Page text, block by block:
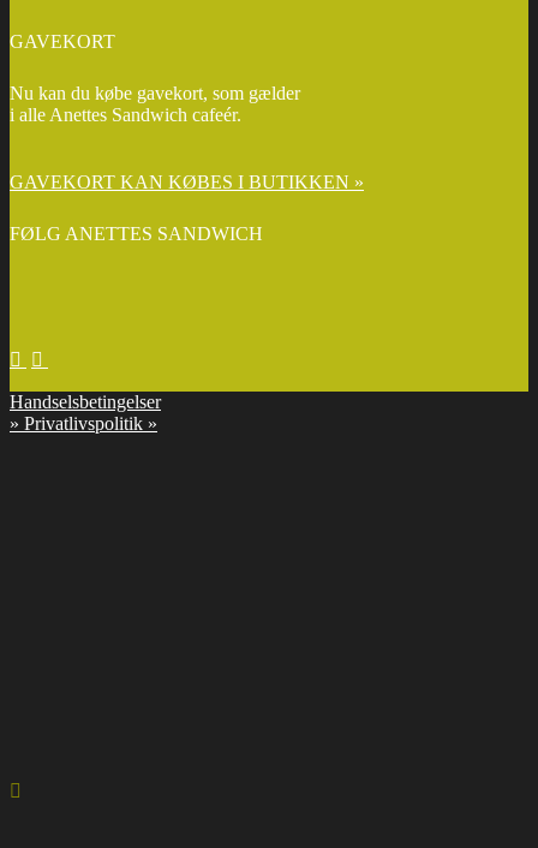
GAVEKORT
Nu kan du købe gavekort, som gælder
i alle Anettes Sandwich cafeér.
GAVEKORT KAN KØBES I BUTIKKEN »
FØLG ANETTES SANDWICH
Handselsbetingelser
» Privatlivspolitik »